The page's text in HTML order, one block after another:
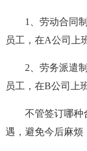
1、劳动合同
员工，在A公司上
2、劳务派遣
员工，在B公司上
不管签订哪种
遇，避免今后麻烦